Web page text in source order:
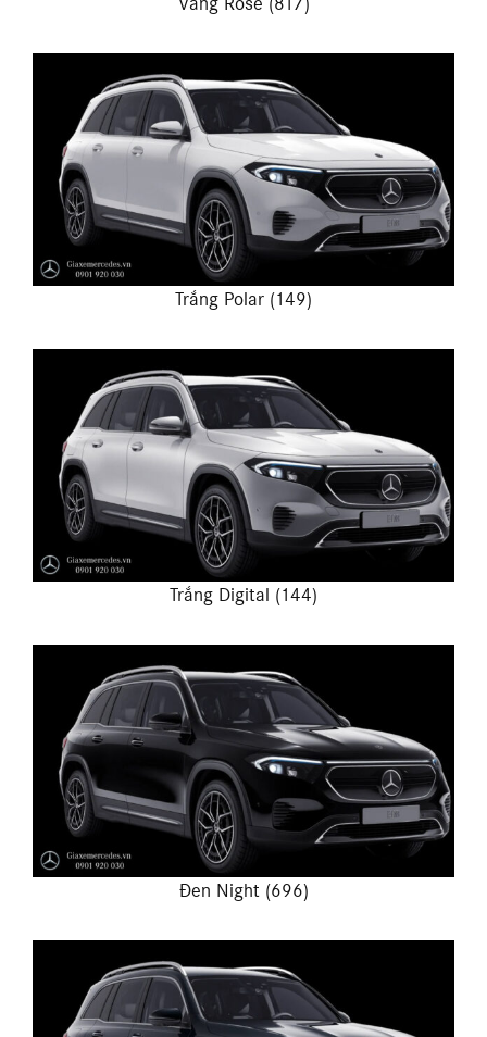
Vàng Rose (817)
Trắng Polar (149)
Trắng Digital (144)
Đen Night (696)